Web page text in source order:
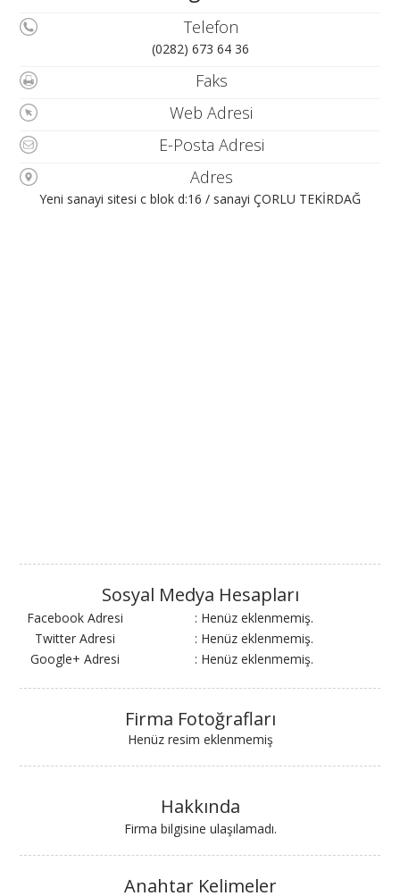
Telefon
(0282) 673 64 36
Faks
Web Adresi
E-Posta Adresi
Adres
Yeni sanayi sitesi c blok d:16 / sanayi ÇORLU TEKİRDAĞ
Sosyal Medya Hesapları
Facebook Adresi
: Henüz eklenmemiş.
Twitter Adresi
: Henüz eklenmemiş.
Google+ Adresi
: Henüz eklenmemiş.
Firma Fotoğrafları
Henüz resim eklenmemiş
Hakkında
Firma bilgisine ulaşılamadı.
Anahtar Kelimeler